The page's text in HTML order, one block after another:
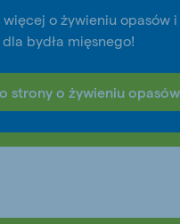
więcej o żywieniu opasów
bydła mięsnego!
strony o żywieniu opasów